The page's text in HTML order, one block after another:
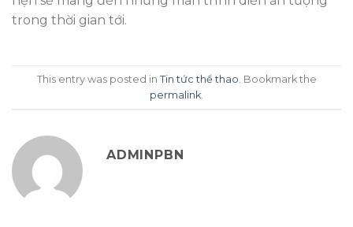
trong thời gian tới.
This entry was posted in Tin tức thể thao . Bookmark the
permalink
ADMINPBN